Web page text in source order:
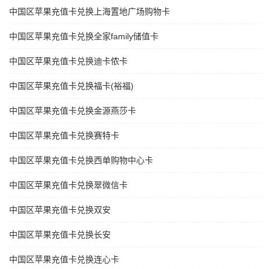
中国区苹果充值卡兑换上海置地广场购物卡
中国区苹果充值卡兑换全家family储值卡
中国区苹果充值卡兑换迪卡侬卡
中国区苹果充值卡兑换福卡(裕福)
中国区苹果充值卡兑换金源燕莎卡
中国区苹果充值卡兑换赛特卡
中国区苹果充值卡兑换西单购物中心卡
中国区苹果充值卡兑换翠微信卡
中国区苹果充值卡兑换双安
中国区苹果充值卡兑换长安
中国区苹果充值卡兑换连心卡